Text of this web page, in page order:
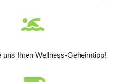
uns Ihren Wellness-Geheimtipp!